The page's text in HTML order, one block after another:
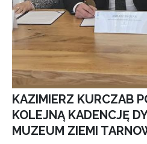
KAZIMIERZ KURCZAB
KOLEJNĄ KADENCJĘ
MUZEUM ZIEMI